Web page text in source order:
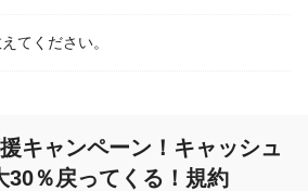
てください。
キャンペーン！キャッシュ
30％戻ってくる！規約